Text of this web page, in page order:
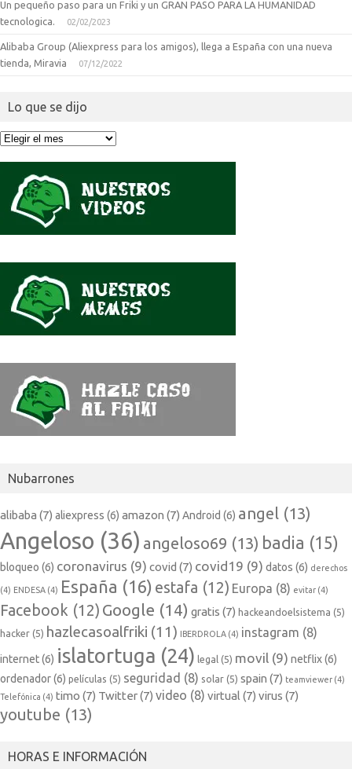
Un pequeño paso para un Friki y un GRAN PASO PARA LA HUMANIDAD
tecnologica.
02/02/2023
Alibaba Group (Aliexpress para los amigos), llega a España con una nueva
tienda, Miravia
07/12/2022
Lo que se dijo
Lo
Nubarrones
alibaba (7) aliexpress (6) amazon (7) Android (6) angel (13)
Angeloso (36) angeloso69 (13) badia (15)
bloqueo (6) coronavirus (9) covid (7) covid19 (9) datos (6) derechos
(4) ENDESA (4) España (16) estafa (12) Europa (8) evitar (4)
Facebook (12) Google (14) gratis (7) hackeandoelsistema (5)
hacker (5) hazlecasoalfriki (11) IBERDROLA (4) instagram (8)
internet(6) islatortuga (24) legal (5) movil (9) netflix(6)
ordenador(6) películas (5) seguridad (8) solar (5) spain (7) teamviewer (4)
Telefónica (4) timo (7) Twitter(7) video (8) virtual (7) virus (7)
youtube (13)
HORAS E INFORMACIÓN